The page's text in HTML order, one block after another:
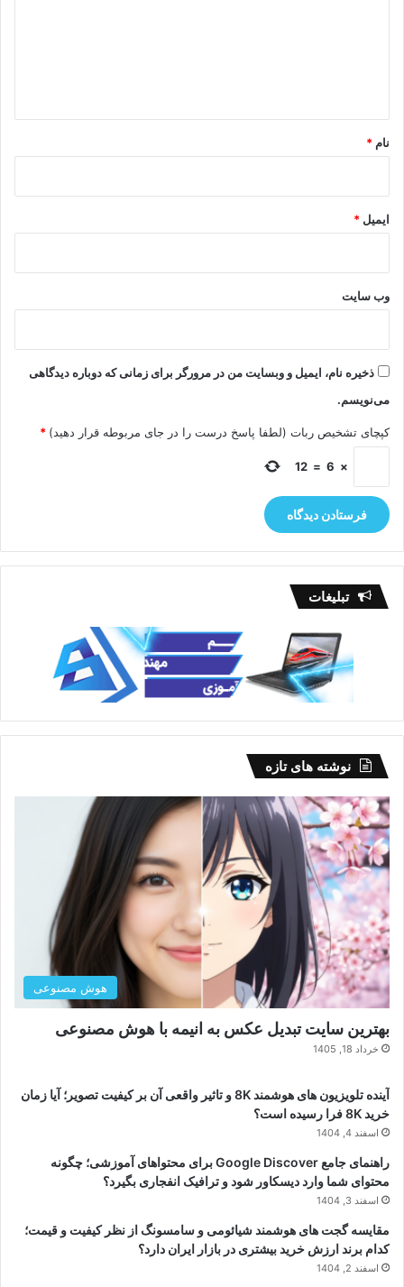
نام *
ایمیل *
وب‌ سایت
ذخیره نام، ایمیل و وبسایت من در مرورگر برای زمانی که دوباره دیدگاهی
می‌نویسم.
کپچای تشخیص ربات (لطفا پاسخ درست را در جای مربوطه قرار دهید) *
×
6
=
12
تبلیغات
نوشته های تازه
هوش مصنوعی
بهترین سایت تبدیل عکس به انیمه با هوش مصنوعی
خرداد 18, 1405
آینده تلویزیون های هوشمند 8K و تاثیر واقعی آن بر کیفیت تصویر؛ آیا زمان
خرید 8K فرا رسیده است؟
اسفند 4, 1404
راهنمای جامع Google Discover برای محتواهای آموزشی؛ چگونه
محتوای شما وارد دیسکاور شود و ترافیک انفجاری بگیرد؟
اسفند 3, 1404
مقایسه گجت های هوشمند شیائومی و سامسونگ از نظر کیفیت و قیمت؛
کدام برند ارزش خرید بیشتری در بازار ایران دارد؟
اسفند 2, 1404